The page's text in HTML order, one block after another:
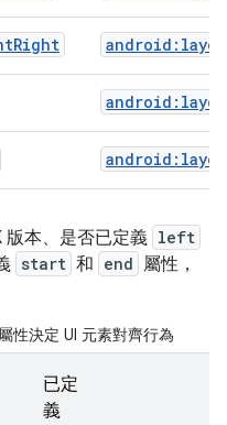
版本、是否已定義 left
start 和 end 屬性，
性決定 UI 元素對齊行為
已定
義